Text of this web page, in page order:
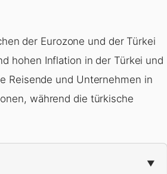
der Eurozone und der Türkei
hohen Inflation in der Türkei und
Reisende und Unternehmen in
während die türkische